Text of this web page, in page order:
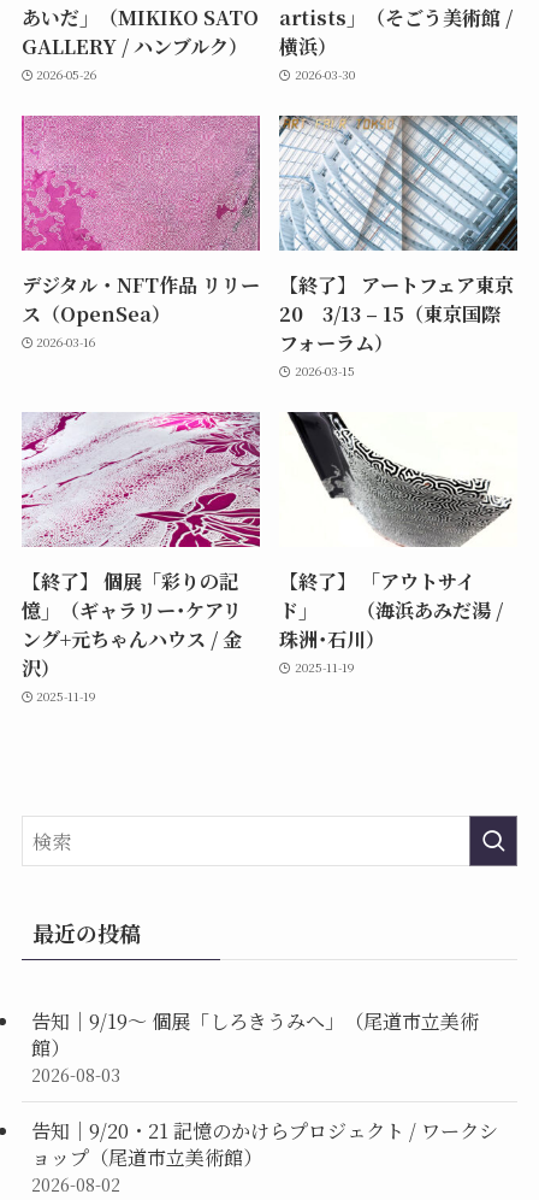
あいだ」（MIKIKO SATO
GALLERY / ハンブルク）
2026-05-26
artists」（そごう美術館 /
横浜）
2026-03-30
デジタル・NFT作品 リリー
ス（OpenSea）
2026-03-16
【終了】 アートフェア東京
20 3/13 – 15（東京国際
フォーラム）
2026-03-15
【終了】 個展「彩りの記
憶」（ギャラリー･ケアリ
ング+元ちゃんハウス / 金
沢）
2025-11-19
【終了】 「アウトサイ
ド」 （海浜あみだ湯 /
珠洲･石川）
2025-11-19
最近の投稿
告知｜9/19〜 個展「しろきうみへ」（尾道市立美術
館）
2026-08-03
告知｜9/20・21 記憶のかけらプロジェクト / ワークシ
ョップ（尾道市立美術館）
2026-08-02